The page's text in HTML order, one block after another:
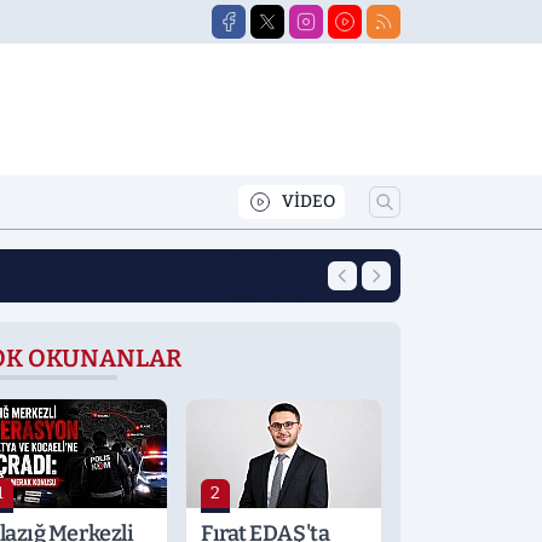
VİDEO
12:39 Yeni Eğitim
OKUNANLAR
Merkezli
2
Fırat EDAŞ'ta